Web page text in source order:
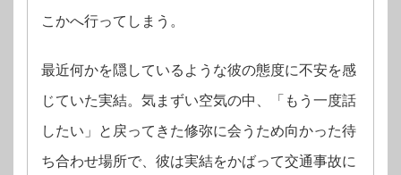
こかへ行ってしまう。
最近何かを隠しているような彼の態度に不安を感
じていた実結。気まずい空気の中、「もう一度話
したい」と戻ってきた修弥に会うため向かった待
ち合わせ場所で、彼は実結をかばって交通事故に